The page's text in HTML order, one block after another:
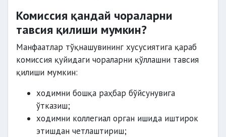
Комиссия қандай чораларни
тавсия қилиши мумкин?
Манфаатлар тўқнашувининг хусусиятига қараб
комиссия қуйидаги чораларни қўллашни тавсия
қилиши мумкин:
ходимни бошқа раҳбар бўйсунувига
ўтказиш;
ходимни коллегиал орган ишида иштирок
этишдан четлаштириш;